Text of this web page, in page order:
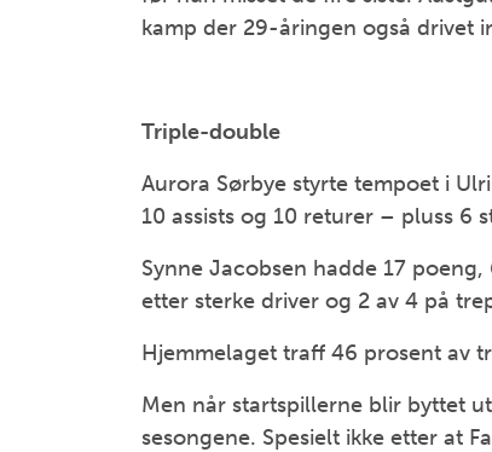
kamp der 29-åringen også drivet
Triple-double
Aurora Sørbye styrte tempoet i
10 assists og 10 returer – pluss 6
Synne Jacobsen hadde 17
etter sterke driver og 2 av 4 på
Hjemmelaget traff 46 prosent av
Men når startspillerne blir byttet
sesongene. Spesielt ikke etter at